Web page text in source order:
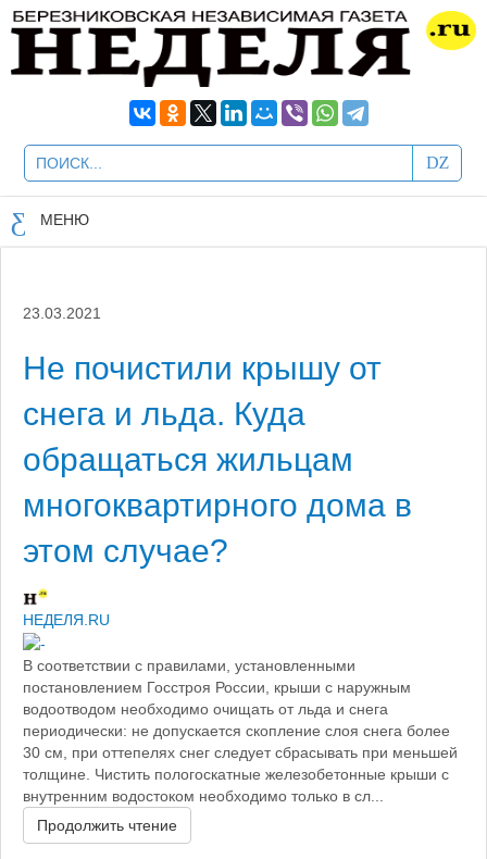
МЕНЮ
23.03.2021
Не почистили крышу от
снега и льда. Куда
обращаться жильцам
многоквартирного дома в
этом случае?
НЕДЕЛЯ.RU
В соответствии с правилами, установленными
постановлением Госстроя России, крыши с наружным
водоотводом необходимо очищать от льда и снега
периодически: не допускается скопление слоя снега более
30 см, при оттепелях снег следует сбрасывать при меньшей
толщине. Чистить пологоскатные железобетонные крыши с
внутренним водостоком необходимо только в сл...
Продолжить чтение